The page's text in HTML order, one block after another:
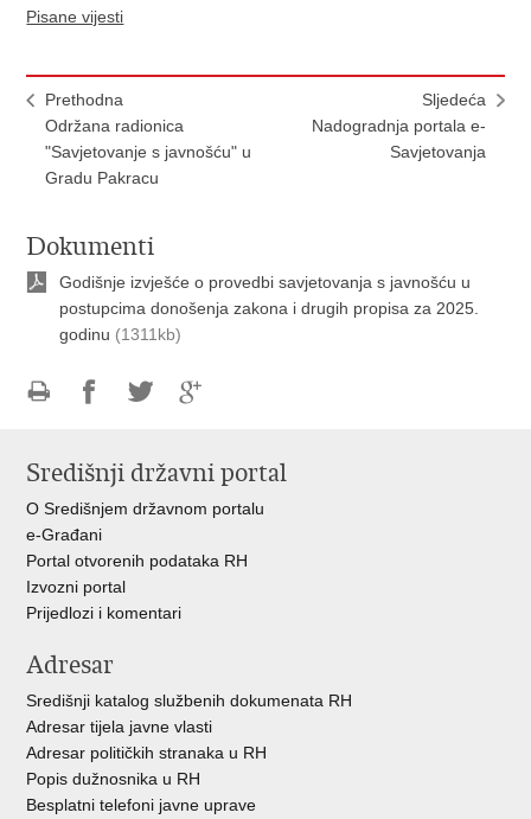
Pisane vijesti
Prethodna
Održana radionica
"Savjetovanje s javnošću" u
Gradu Pakracu
Sljedeća
Nadogradnja portala e-
Savjetovanja
Dokumenti
Godišnje izvješće o provedbi savjetovanja s javnošću u
postupcima donošenja zakona i drugih propisa za 2025.
godinu (1311kb)
FacebookuTwitteruGoogle
Središnji državni portal
O Središnjem državnom portalu
e-Građani
Portal otvorenih podataka RH
Izvozni portal
Prijedlozi i komentari
Adresar
Središnji katalog službenih dokumenata RH
Adresar tijela javne vlasti
Adresar političkih stranaka u RH
Popis dužnosnika u RH
Besplatni telefoni javne uprave